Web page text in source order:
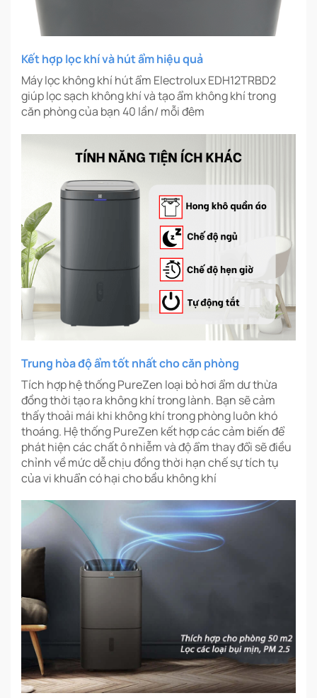
Kết hợp lọc khí và hút ẩm hiệu quả
Máy lọc không khí hút ẩm Electrolux EDH12TRBD2
giúp lọc sạch không khí và tạo ẩm không khí trong
căn phòng của bạn 40 lần/ mỗi đêm
Trung hòa độ ẩm tốt nhất cho căn phòng
Tích hợp hệ thống PureZen loại bỏ hơi ẩm dư thừa
đồng thời tạo ra không khí trong lành. Bạn sẽ cảm
thấy thoải mái khi không khí trong phòng luôn khó
thoáng. Hệ thống PureZen kết hợp các cảm biến để
phát hiện các chất ô nhiễm và độ ẩm thay đổi sẽ điều
chỉnh về mức dễ chịu đồng thời hạn chế sự tích tụ
của vi khuẩn có hại cho bầu không khí